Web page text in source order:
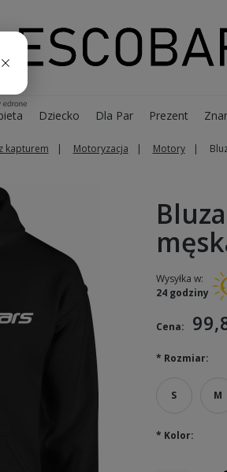
Dziecko Dla Par Prezent
kapturem Motoryzacja Motory
Wysyłka w:
24 godziny
Cena:
* Rozmiar:
S M
* Kolor: